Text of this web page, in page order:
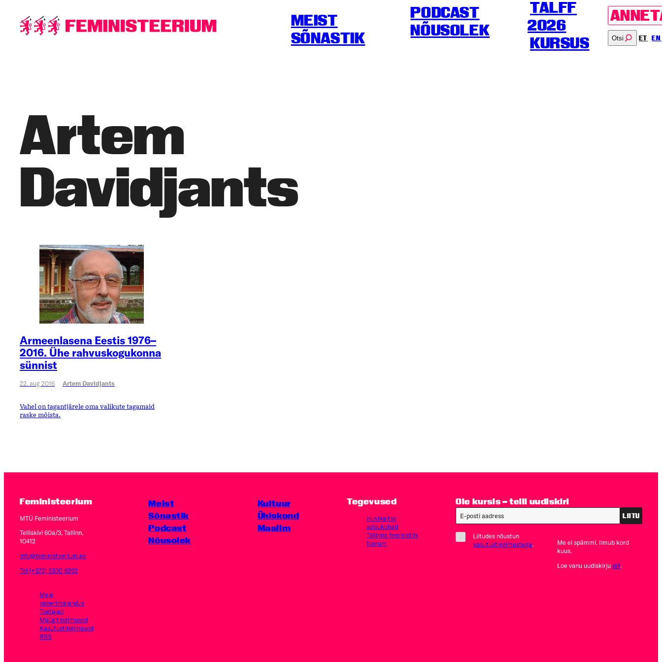
juurde
MEIST
SÕNASTIK
PODCAST
NÕUSOLEK
TALFF
2026
KURSUS
Otsi ET EN
Artem
Davidjants
Armeenlasena Eestis 1976–
2016. Ühe rahvuskogukonna
sünnist
22. aug 2016 Artem Davidjants
Vahel on tagantjärele oma valikute tagamaid
raske mõista.
Feministeerium
MTÜ Feministeerium
Telliskivi 60a/3, Tallinn,
10412
info@feministeerium.ee
Tel (+372) 5330 8262
Meie
paberimajandus
Toetajad
Müügitingimused
Kasutus­tingimused
RSS
Meist
Sõnastik
Podcast
Nõusolek
Kultuur
Ühiskond
Maailm
Tegevused
Huvikaitse
seisukohad
Tallinna feministlik
foorum
Ole kursis – telli uudiskiri
LIITU
Liitudes nõustun
kasutustingimustega.
Me ei spämmi. Ilmub kord
kuus.
Loe vanu uudiskirjusiit.